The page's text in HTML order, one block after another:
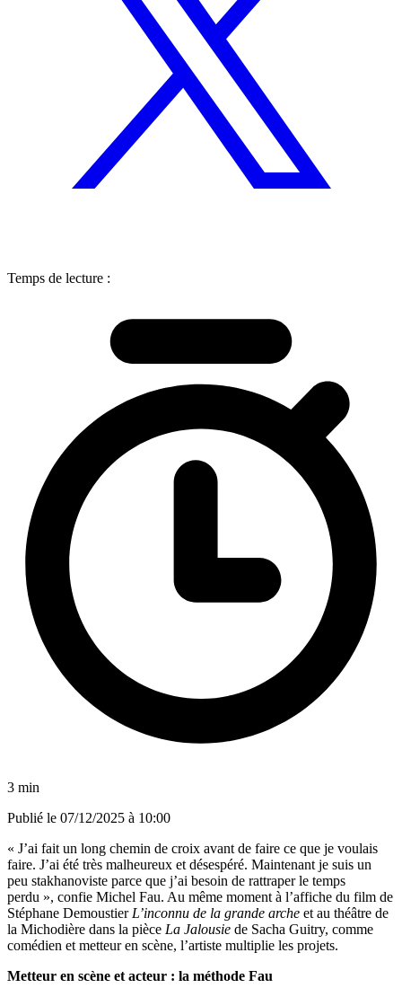
Temps de lecture :
3 min
Publié le 07/12/2025 à 10:00
« J’ai fait un long chemin de croix avant de faire ce que je voulais
faire. J’ai été très malheureux et désespéré. Maintenant je suis un
peu stakhanoviste parce que j’ai besoin de rattraper le temps
perdu », confie Michel Fau. Au même moment à l’affiche du film de
Stéphane Demoustier L’inconnu de la grande arche et au théâtre de
la Michodière dans la pièce La Jalousie de Sacha Guitry, comme
comédien et metteur en scène, l’artiste multiplie les projets.
Metteur en scène et acteur : la méthode Fau